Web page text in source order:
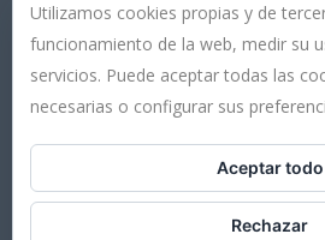
Utilizamos cookies propias y de
funcionamiento de la web, medir su
servicios. Puede aceptar todas las
necesarias o configurar sus
Aceptar todo
Rechazar